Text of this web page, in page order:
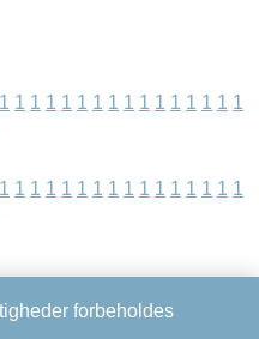
1 1 1 1 1 1 1 1 1 1 1 1 1 1 1 1
1 1 1 1 1 1 1 1 1 1 1 1 1 1 1 1
forbeholdes